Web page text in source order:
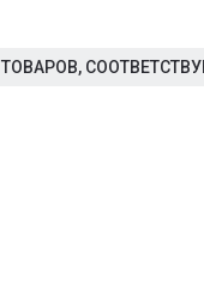
ТОВАРОВ,